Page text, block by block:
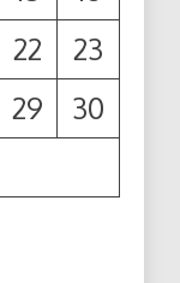
22
23
29
30